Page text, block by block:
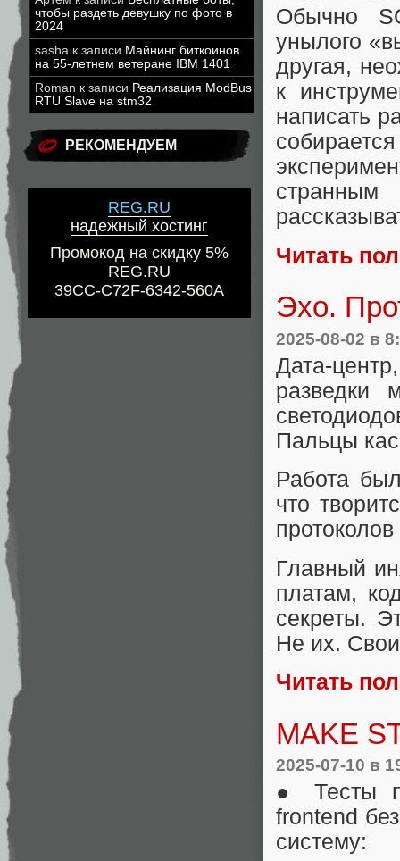
чтобы раздеть девушку по фото в
2024
sasha к записи Майнинг биткоинов
на 55-летнем ветеране IBM 1401
Roman к записи Реализация ModBus
RTU Slave на stm32
РЕКОМЕНДУЕМ
REG.RU
надежный хостинг
Промокод на скидку 5%
REG.RU
39CC-C72F-6342-560A
Обычно
унылого
другая,
к
написать
Читать
Эхо.
2025-08-02 в
Дата-
разведки
Пальцы
Работа
что
Главный
платам,
секреты.
Не их.
Читать
MAKE
2025-07-10 в
● Тесты
frontend
систему: